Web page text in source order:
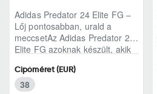
Adidas Predator 24 Elite FG –
Lőj pontosabban, urald a
meccsetAz Adidas Predator 24
Elite FG azoknak készült, akik
füves p..
Cipőméret (EUR)
38